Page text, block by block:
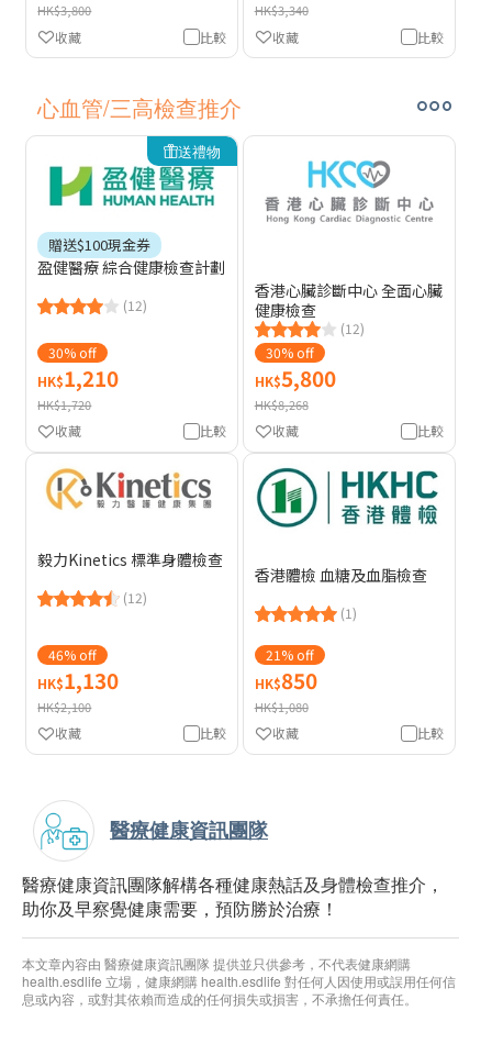
HK$3,800
比較
收藏
HK$3,340
比較
收藏
心血管/三高檢查推介
送禮物
贈送$100現金券
盈健醫療 綜合健康檢查計劃
(12)
30% off
HK$1,210
HK$1,720
比較
收藏
香港心臟診斷中心 全面心臟
健康檢查
(12)
30% off
HK$5,800
HK$8,268
比較
收藏
毅力Kinetics 標準身體檢查
(12)
46% off
HK$1,130
HK$2,100
比較
收藏
香港體檢 血糖及血脂檢查
(1)
21% off
HK$850
HK$1,080
比較
收藏
醫療健康資訊團隊
醫療健康資訊團隊解構各種健康熱話及身體檢查推介，
助你及早察覺健康需要，預防勝於治療！
本文章內容由 醫療健康資訊團隊 提供並只供參考，不代表健康網購
health.esdlife 立場，健康網購 health.esdlife 對任何人因使用或誤用任何信
息或內容，或對其依賴而造成的任何損失或損害，不承擔任何責任。